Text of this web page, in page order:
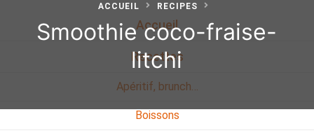
Accueil
Recettes
Apéritif, brunch…
Boissons
ACCUEIL RECIPES
Smoothie coco-fraise-
litchi